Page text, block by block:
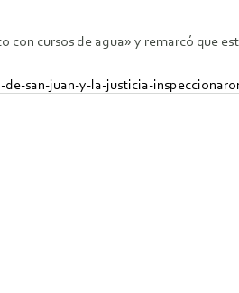
cursos de agua» y remarcó que
san-juan-y-la-justicia-